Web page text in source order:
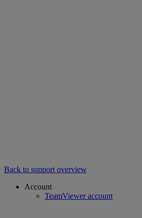
Back to support overview
Account
TeamViewer account